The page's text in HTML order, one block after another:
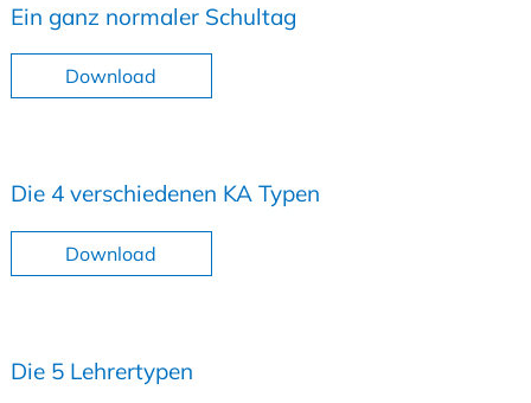
Ein ganz normaler Schultag
Download
Die 4 verschiedenen KA Typen
Download
Die 5 Lehrertypen